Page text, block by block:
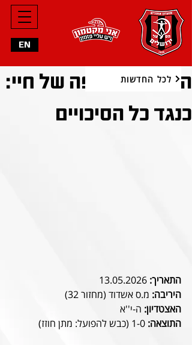
EN
הסיפור הכי יפה של חיי:
כנגד כל הסיכויים
התאריך:
היריבה: מ.ס אשדוד (מחזור 32)
האצטדיון: ה-י''א
התוצאה:
לכל החדשות